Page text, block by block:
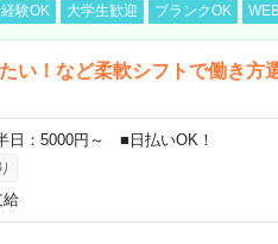
験OK 大学生歓迎 ブランクOK
い！など柔軟シフトで働き方
日：5000円～ ■日払いOK！
給